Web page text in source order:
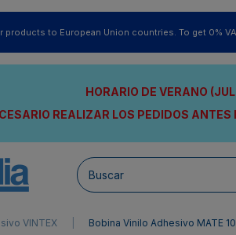
products to European Union countries. To get 0%
HORARIO DE VERANO
REALIZAR LOS PEDIDOS ANTES
VINTEX Bobina Vinilo Adhesivo MATE